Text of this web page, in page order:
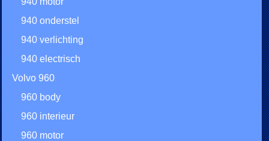
940 onderstel
940 verlichting
940 electrisch
Volvo 960
960 body
960 interieur
960 motor